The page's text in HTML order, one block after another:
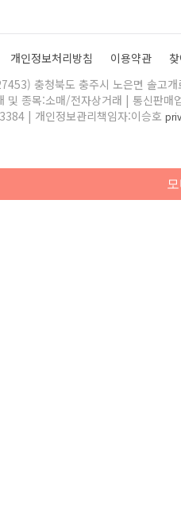
개인정보처리방침 이용약관
충청북도 충주시 노은면 솔고
종목:소매/전자상거래 | 통신판매
| 개인정보관리책임자:이승호